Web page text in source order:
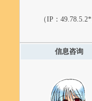
（IP： 49.78.5.2*
信息咨询